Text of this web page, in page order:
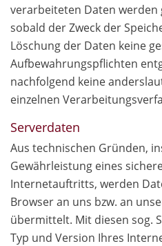
verarbeiteten Daten
sobald der Zweck der
Löschung der Daten keine
Aufbewahrungspflichten
nachfolgend keine
einzelnen
Serverdaten
Aus technischen Gründen,
Gewährleistung eines
Internetauftritts, werden
Browser an uns bzw. an
übermittelt. Mit diesen sog.
Typ und Version Ihres